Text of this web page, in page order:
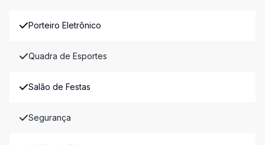
Porteiro Eletrônico
Quadra de Esportes
Salão de Festas
Segurança